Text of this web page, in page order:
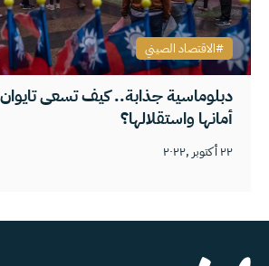
دبلوماسية جذابة.. كيف تسعى
أمانها واستقلالها؟
٢٢ أكتوبر ,٢٠٢٢
الاقتصاد الصيني